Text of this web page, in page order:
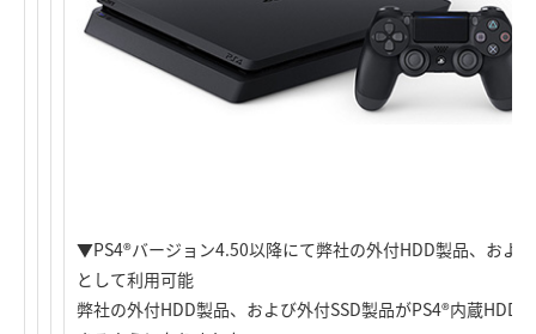
▼PS4®バージョン4.50以降にて弊社の外付HDD製品、およ
として利用可能
弊社の外付HDD製品、および外付SSD製品がPS4®内蔵HDD